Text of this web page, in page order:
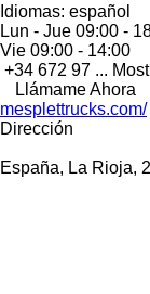
Idiomas: español
Lun - Jue 09:00 -
Vie 09:00 - 14:00
+34 672 97 ...
Llámame Ahora
mesplettrucks.com/
Dirección
España, La Rioja,